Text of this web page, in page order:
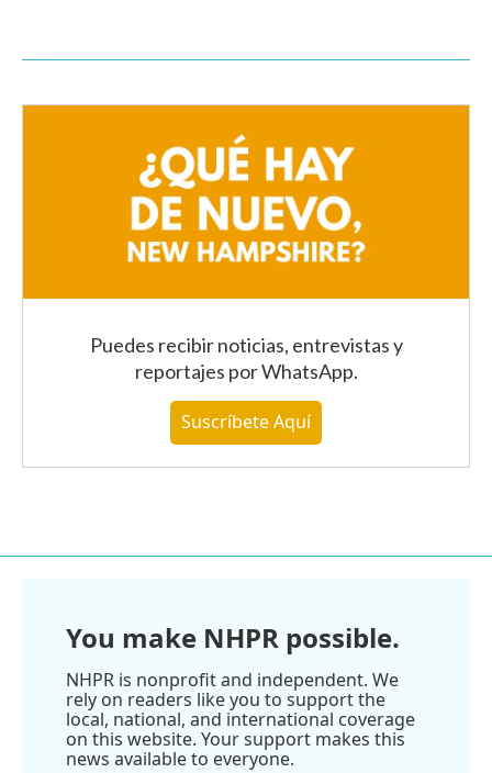
Puedes recibir noticias, entrevistas y
reportajes por WhatsApp.
Suscríbete Aquí
You make NHPR possible.
NHPR is nonprofit and independent. We
rely on readers like you to support the
local, national, and international coverage
on this website. Your support makes this
news available to everyone.